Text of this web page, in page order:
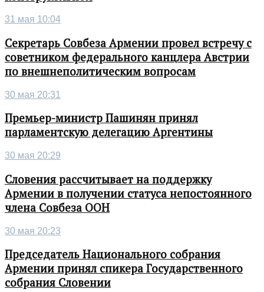
31 мая 10:04
Секретарь Совбеза Армении провел встречу с
советником федерального канцлера Австрии
по внешнеполитическим вопросам
30 мая 20:31
Премьер-министр Пашинян принял
парламентскую делегацию Аргентины
30 мая 20:29
Словения рассчитывает на поддержку
Армении в получении статуса непостоянного
члена Совбеза ООН
30 мая 20:23
Председатель Национального собрания
Армении принял спикера Государственного
собрания Словении